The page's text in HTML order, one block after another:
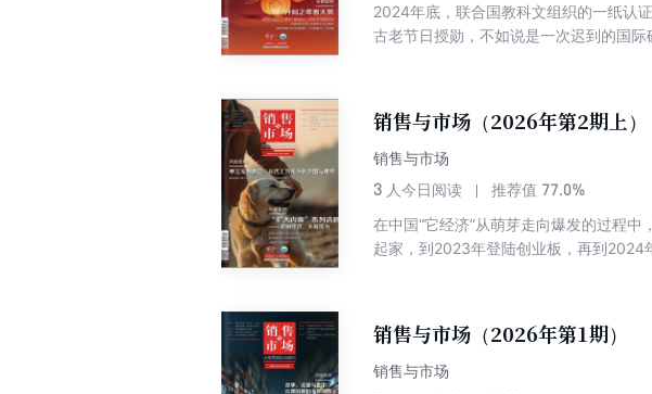
道。希望这场关于“养龙虾”的思考，能
考。
2024年底，联合国教科文组织的一纸认
古老节日授勋，不如说是一次迟到的国
祥纹样，转化为每个家庭共享的鲜活记
1/5的人口以不同形式共庆农历新年，近
推：一端是以义乌为代表的、高效到极
端是“春运”背后代表的、高达数十亿人
因此，我们今天探讨的“春节IP”，绝非
它的底层是“岁首市聚，以通有无”的古
销售与市场（2026年第2期上）
销售与市场
3 人今日阅读 推荐值 77.0%
在中国“它经济”从萌芽走向爆发的过程
起家，到2023年登陆创业板，再到2024
销售与市场（2026年第1期）
销售与市场